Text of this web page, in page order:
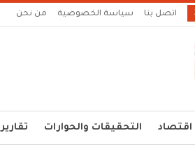
اتصل بنا سياسة الخصوصية من نحن
اقتصاد التحقيقات والحوارات تقارير